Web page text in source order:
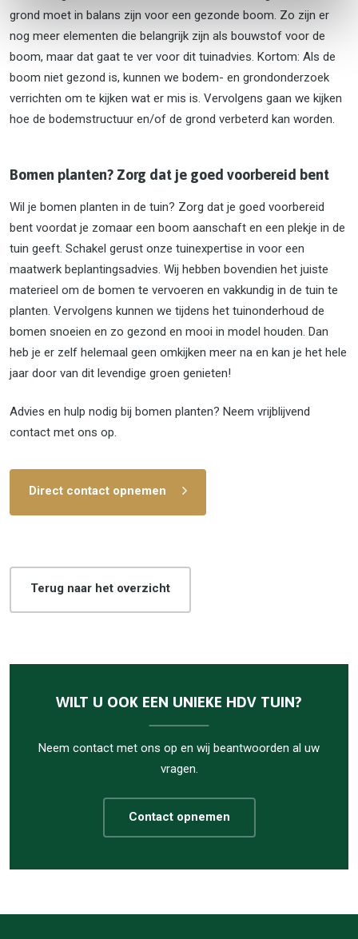
grond moet in balans zijn voor een gezonde boom. Zo zijn er
nog meer elementen die belangrijk zijn als bouwstof voor de
boom, maar dat gaat te ver voor dit tuinadvies. Kortom: Als de
boom niet gezond is, kunnen we bodem- en grondonderzoek
verrichten om te kijken wat er mis is. Vervolgens gaan we kijken
hoe de bodemstructuur en/of de grond verbeterd kan worden.
Bomen planten? Zorg dat je goed voorbereid bent
Wil je bomen planten in de tuin? Zorg dat je goed voorbereid
bent voordat je zomaar een boom aanschaft en een plekje in de
tuin geeft. Schakel gerust onze tuinexpertise in voor een
maatwerk beplantingsadvies. Wij hebben bovendien het juiste
materieel om de bomen te vervoeren en vakkundig in de tuin te
planten. Vervolgens kunnen we tijdens het tuinonderhoud de
bomen snoeien en zo gezond en mooi in model houden. Dan
heb je er zelf helemaal geen omkijken meer na en kan je het hele
jaar door van dit levendige groen genieten!
Advies en hulp nodig bij bomen planten? Neem vrijblijvend
contact met ons op.
Direct contact opnemen
Terug naar het overzicht
WILT U OOK EEN UNIEKE HDV TUIN?
Neem contact met ons op en wij beantwoorden al uw
vragen.
Contact opnemen